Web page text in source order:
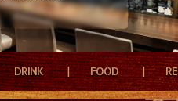
DRINK FOOD